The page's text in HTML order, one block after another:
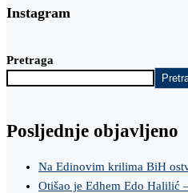
Instagram
Pretraga
Posljednje objavljeno
Na Edinovim krilima BiH
Otišao je Edhem Edo Halilić